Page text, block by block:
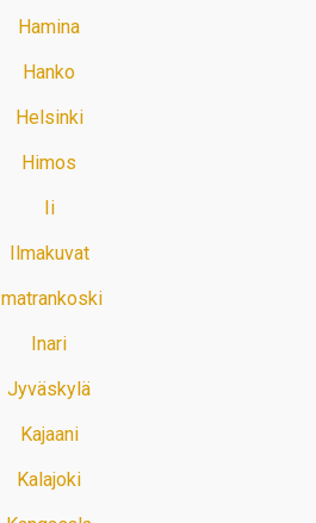
Hamina
Hanko
Helsinki
Himos
Ii
Ilmakuvat
Imatrankoski
Inari
Jyväskylä
Kajaani
Kalajoki